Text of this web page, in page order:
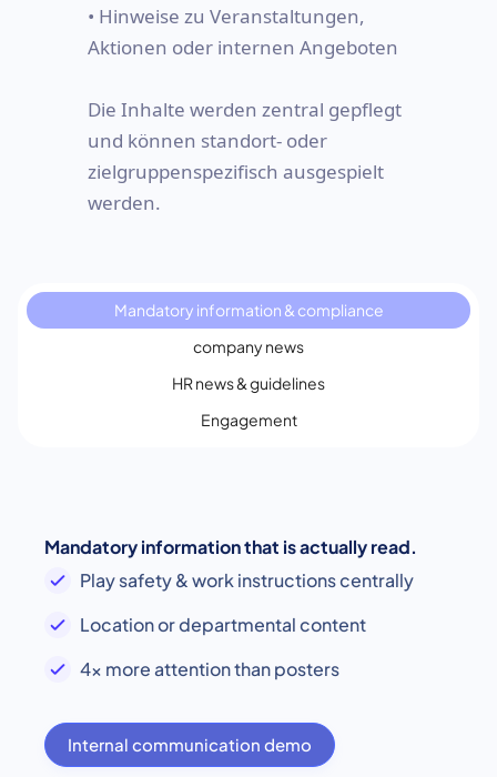
• Hinweise zu Veranstaltungen,
Aktionen oder internen Angeboten
Die Inhalte werden zentral gepflegt
und können standort- oder
zielgruppenspezifisch ausgespielt
werden.
Mandatory information & compliance
company news
HR news & guidelines
Engagement
Mandatory information that is actually read.
Play safety & work instructions centrally
Location or departmental content
4x more attention than posters
Internal communication demo